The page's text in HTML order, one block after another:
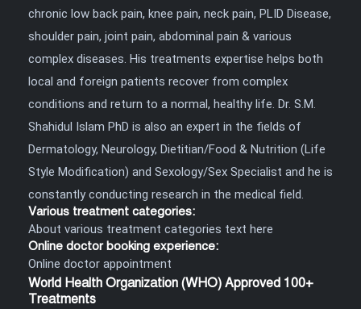
chronic low back pain, knee pain, neck pain, PLID Disease,
shoulder pain, joint pain, abdominal pain & various
complex diseases. His treatments expertise helps both
local and foreign patients recover from complex
conditions and return to a normal, healthy life. Dr. S.M.
Shahidul Islam PhD is also an expert in the fields of
Dermatology, Neurology, Dietitian/Food & Nutrition (Life
Style Modification) and Sexology/Sex Specialist and he is
constantly conducting research in the medical field.
Various treatment categories:
About various treatment categories text here
Online doctor booking experience:
Online doctor appointment
World Health Organization (WHO) Approved 100+
Treatments